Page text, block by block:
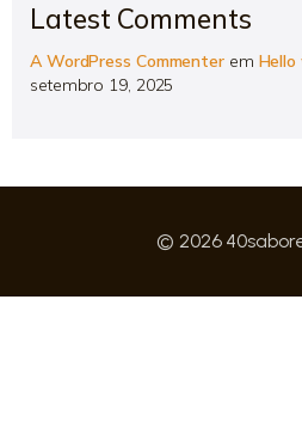
Latest Comments
A WordPress Commenterem Hello
setembro 19, 2025
© 2026